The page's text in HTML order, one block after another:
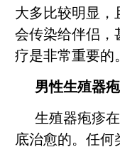
大多比较明显，
会传染给伴侣，
疗是非常重要的
男性生殖器
生殖器疱疹
底治愈的。任何